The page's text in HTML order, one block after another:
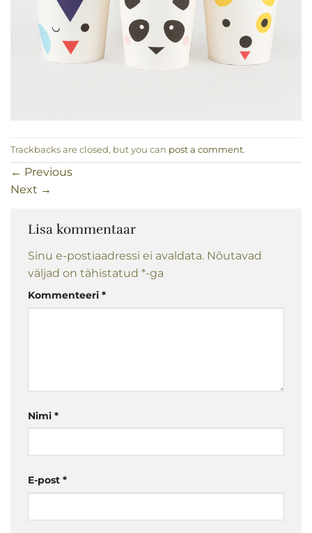
Trackbacks are closed, but you can post a comment.
← Previous
Next →
Lisa kommentaar
Sinu e-postiaadressi ei avaldata. Nõutavad
väljad on tähistatud *-ga
Kommenteeri *
Nimi *
E-post *